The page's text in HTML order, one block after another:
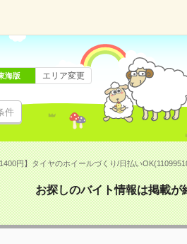
件
海版 エリア変更
円】タイヤのホイールづくり/日払い
お探しのバイト情報は掲載が